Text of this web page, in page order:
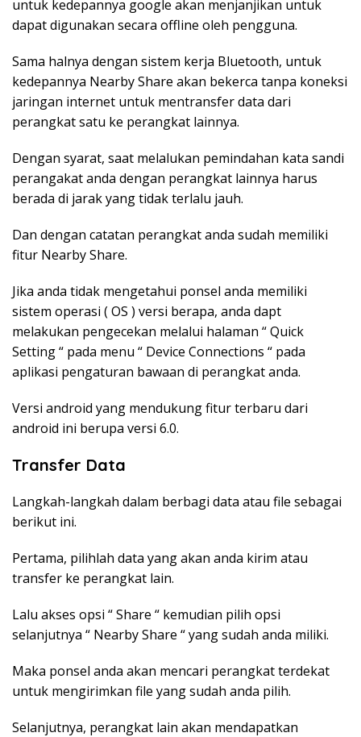
untuk kedepannya google akan menjanjikan untuk
dapat digunakan secara offline oleh pengguna.
Sama halnya dengan sistem kerja Bluetooth, untuk
kedepannya Nearby Share akan bekerca tanpa koneksi
jaringan internet untuk mentransfer data dari
perangkat satu ke perangkat lainnya.
Dengan syarat, saat melalukan pemindahan kata sandi
perangakat anda dengan perangkat lainnya harus
berada di jarak yang tidak terlalu jauh.
Dan dengan catatan perangkat anda sudah memiliki
fitur Nearby Share.
Jika anda tidak mengetahui ponsel anda memiliki
sistem operasi ( OS ) versi berapa, anda dapt
melakukan pengecekan melalui halaman “ Quick
Setting “ pada menu “ Device Connections “ pada
aplikasi pengaturan bawaan di perangkat anda.
Versi android yang mendukung fitur terbaru dari
android ini berupa versi 6.0.
Transfer Data
Langkah-langkah dalam berbagi data atau file sebagai
berikut ini.
Pertama, pilihlah data yang akan anda kirim atau
transfer ke perangkat lain.
Lalu akses opsi “ Share “ kemudian pilih opsi
selanjutnya “ Nearby Share “ yang sudah anda miliki.
Maka ponsel anda akan mencari perangkat terdekat
untuk mengirimkan file yang sudah anda pilih.
Selanjutnya, perangkat lain akan mendapatkan